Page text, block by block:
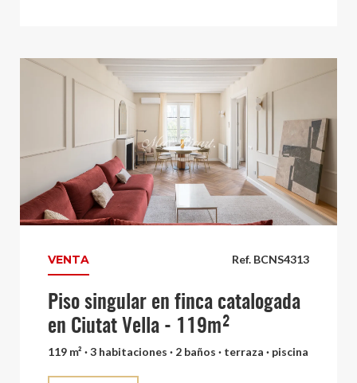
Ref. BCNS4313
VENTA
Piso singular en finca catalogada
en Ciutat Vella - 119m²
119 m² · 3 habitaciones · 2 baños · terraza · piscina